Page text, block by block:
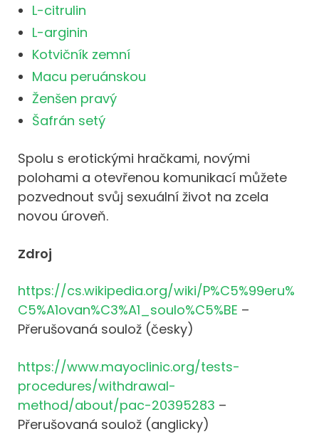
L-citrulin
L-arginin
Kotvičník zemní
Macu peruánskou
Ženšen pravý
Šafrán setý
Spolu s erotickými hračkami, novými
polohami a otevřenou komunikací můžete
pozvednout svůj sexuální život na zcela
novou úroveň.
Zdroj
https://cs.wikipedia.org/wiki/P%C5%99eru%
C5%A1ovan%C3%A1_soulo%C5%BE –
Přerušovaná soulož (česky)
https://www.mayoclinic.org/tests-
procedures/withdrawal-
method/about/pac-20395283 –
Přerušovaná soulož (anglicky)